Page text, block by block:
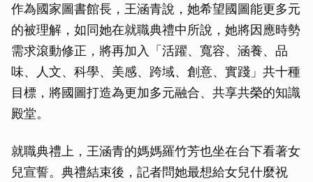
作為國家圖書館長，王涵青說，她希望國圖能更多元
的被理解，如同她在就職典禮中所說，她將因應時勢
需求滾動修正，將再加入「活躍、寬容、涵養、品
味、人文、科學、美感、跨域、創意、實踐」共十種
目標，將國圖打造為更加多元融合、共享共榮的知識
殿堂。
就職典禮上，王涵青的媽媽羅竹芳也坐在台下看著女
兒宣誓。典禮結束後，記者問她最想給女兒什麼祝